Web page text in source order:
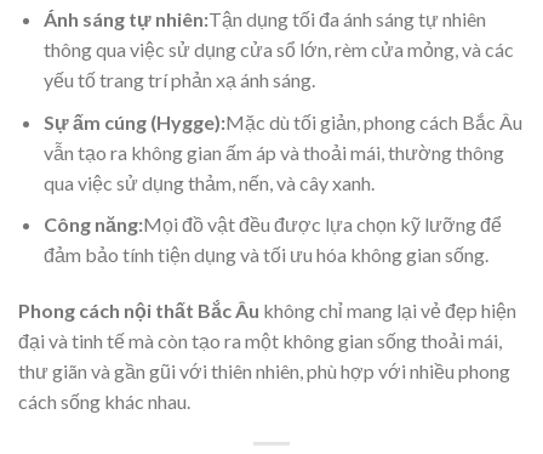
Ánh sáng tự nhiên:Tận dụng tối đa ánh sáng tự nhiên
thông qua việc sử dụng cửa sổ lớn, rèm cửa mỏng, và các
yếu tố trang trí phản xạ ánh sáng.
Sự ấm cúng (Hygge):Mặc dù tối giản, phong cách Bắc Âu
vẫn tạo ra không gian ấm áp và thoải mái, thường thông
qua việc sử dụng thảm, nến, và cây xanh.
Công năng:Mọi đồ vật đều được lựa chọn kỹ lưỡng để
đảm bảo tính tiện dụng và tối ưu hóa không gian sống.
Phong cách nội thất Bắc Âu không chỉ mang lại vẻ đẹp hiện
đại và tinh tế mà còn tạo ra một không gian sống thoải mái,
thư giãn và gần gũi với thiên nhiên, phù hợp với nhiều phong
cách sống khác nhau.